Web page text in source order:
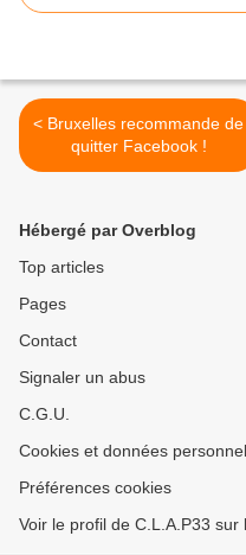
< Bruxelles recommande de
quitter Facebook !
Hébergé par Overblog
Top articles
Pages
Contact
Signaler un abus
C.G.U.
Cookies et données
Préférences cookies
Voir le profil de C.L.A.P33 sur